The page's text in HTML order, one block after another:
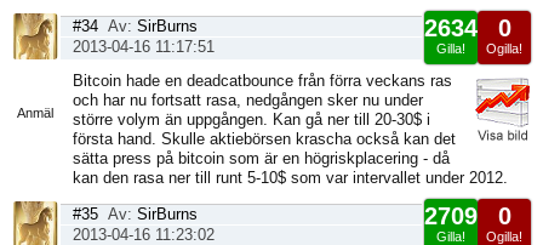
Anmäl
0
Ogilla!
2634
Gilla!
#34 Av: SirBurns
2013-04-16 11:17:51
Bitcoin hade en deadcatbounce från förra veckans ras
och har nu fortsatt rasa, nedgången sker nu under
större volym än uppgången. Kan gå ner till 20-30$ i
första hand. Skulle aktiebörsen krascha också kan det
sätta press på bitcoin som är en högriskplacering - då
kan den rasa ner till runt 5-10$ som var intervallet under 2012.
0
Ogilla!
2709
Gilla!
#35 Av: SirBurns
2013-04-16 11:23:02